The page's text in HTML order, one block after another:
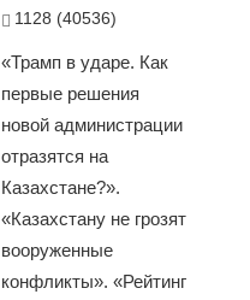
1128 (40536)
«Трамп в ударе. Как
первые решения
новой администрации
отразятся на
Казахстане?».
«Казахстану не грозят
вооруженные
конфликты». «Рейтинг